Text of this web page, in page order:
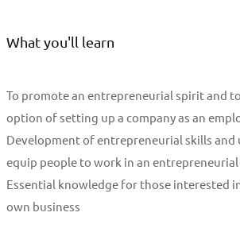
What you'll learn
To promote an entrepreneurial spirit and
option of setting up a company as an
Development of entrepreneurial skills
equip people to work in an
Essential knowledge for those interested
own business